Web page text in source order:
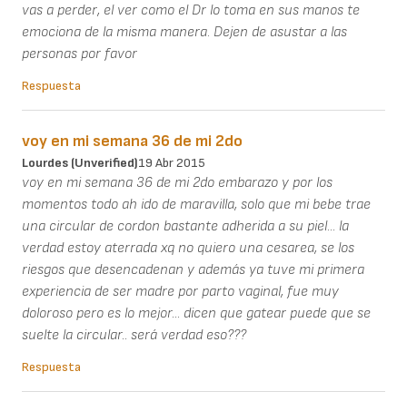
vas a perder, el ver como el Dr lo toma en sus manos te
emociona de la misma manera. Dejen de asustar a las
personas por favor
Respuesta
voy en mi semana 36 de mi 2do
Lourdes (unverified)19 Abr 2015
voy en mi semana 36 de mi 2do embarazo y por los
momentos todo ah ido de maravilla, solo que mi bebe trae
una circular de cordon bastante adherida a su piel... la
verdad estoy aterrada xq no quiero una cesarea, se los
riesgos que desencadenan y además ya tuve mi primera
experiencia de ser madre por parto vaginal, fue muy
doloroso pero es lo mejor... dicen que gatear puede que se
suelte la circular.. será verdad eso???
Respuesta